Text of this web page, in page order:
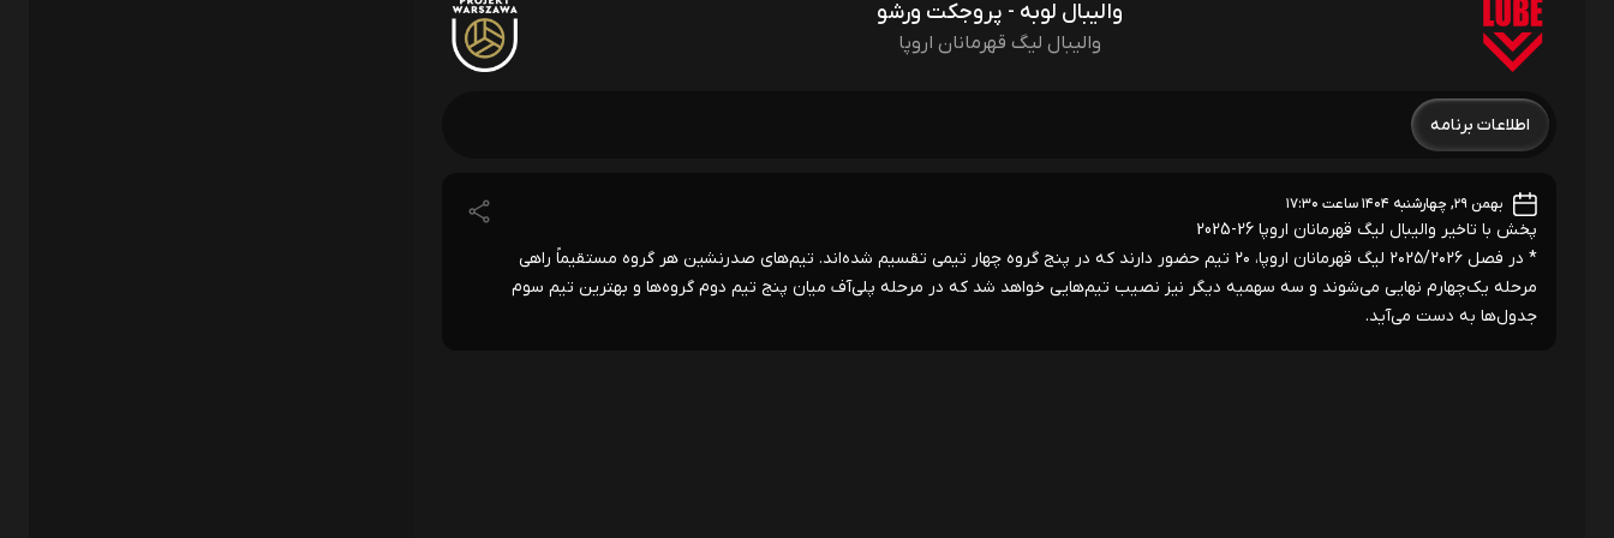
والیبال لوبه - پروجکت ورشو
والیبال لیگ قهرمانان اروپا
اطلاعات برنامه
بهمن ۲۹, چهارشنبه ۱۴۰۴ ساعت ۱۷:۳۰
پخش با تاخیر والیبال لیگ قهرمانان اروپا 26-2025
* در فصل ۲۰۲۵/۲۰۲۶ لیگ قهرمانان اروپا، ۲۰ تیم حضور دارند که در پنج گروه چهار تیمی تقسیم شده‌اند. تیم‌های صدرنشین هر گروه مستقیماً راهی
مرحله یک‌چهارم نهایی می‌شوند و سه سهمیه دیگر نیز نصیب تیم‌هایی خواهد شد که در مرحله پلی‌آف میان پنج تیم دوم گروه‌ها و بهترین تیم سوم
جدول‌ها به دست می‌آید.